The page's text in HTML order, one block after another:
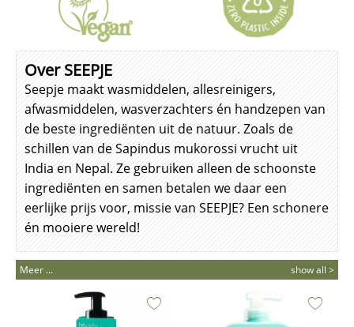
Over SEEPJE
Seepje maakt wasmiddelen, allesreinigers,
afwasmiddelen, wasverzachters én handzepen van
de beste ingrediënten uit de natuur. Zoals de
schillen van de Sapindus mukorossi vrucht uit
India en Nepal. Ze gebruiken alleen de schoonste
ingrediënten en samen betalen we daar een
eerlijke prijs voor, missie van SEEPJE? Een schonere
én mooiere wereld!
Meer ... show all >